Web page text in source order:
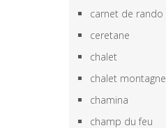
carnet de rando
ceretane
chalet
chalet montagne
chamina
champ du feu